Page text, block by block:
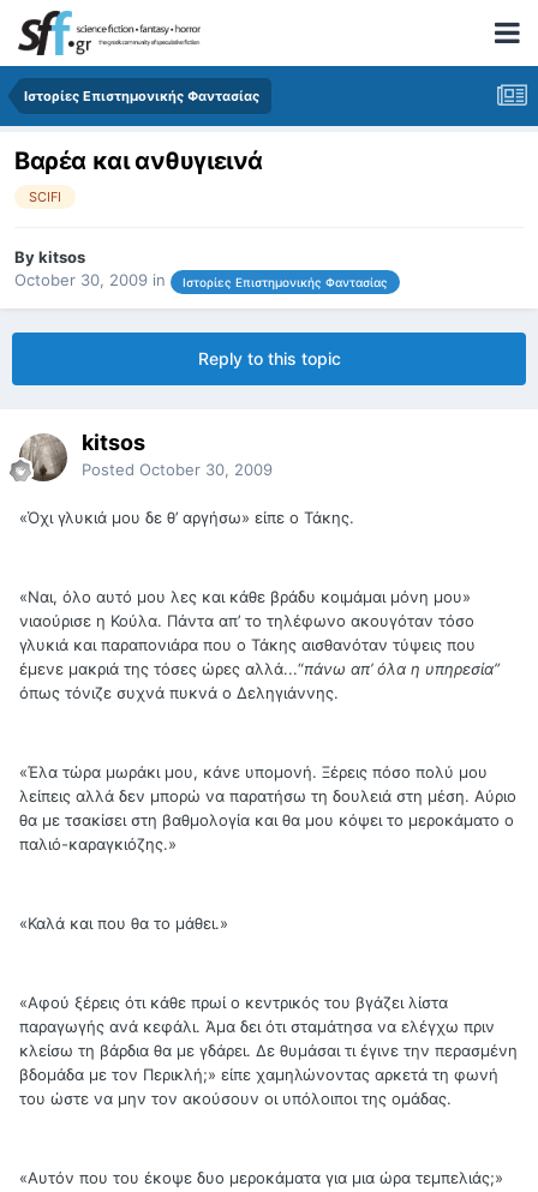
Ιστορίες Επιστημονικής Φαντασίας
Βαρέα και ανθυγιεινά
SCIFI
Bykitsos
October 30, 2009 in Ιστορίες Επιστημονικής Φαντασίας
Reply to this topic
kitsos
Posted October 30, 2009
«Όχι γλυκιά μου δε θ’ αργήσω» είπε ο Τάκης.
«Ναι, όλο αυτό μου λες και κάθε βράδυ κοιμάμαι μόνη μου»
νιαούρισε η Κούλα. Πάντα απ’ το τηλέφωνο ακουγόταν τόσο
γλυκιά και παραπονιάρα που ο Τάκης αισθανόταν τύψεις που
έμενε μακριά της τόσες ώρες αλλά...“πάνω απ’ όλα η υπηρεσία”
όπως τόνιζε συχνά πυκνά ο Δεληγιάννης.
«Έλα τώρα μωράκι μου, κάνε υπομονή. Ξέρεις πόσο πολύ μου
λείπεις αλλά δεν μπορώ να παρατήσω τη δουλειά στη μέση. Αύριο
θα με τσακίσει στη βαθμολογία και θα μου κόψει το μεροκάματο ο
παλιό-καραγκιόζης.»
«Καλά και που θα το μάθει.»
«Αφού ξέρεις ότι κάθε πρωί ο κεντρικός του βγάζει λίστα
παραγωγής ανά κεφάλι. Άμα δει ότι σταμάτησα να ελέγχω πριν
κλείσω τη βάρδια θα με γδάρει. Δε θυμάσαι τι έγινε την περασμένη
βδομάδα με τον Περικλή;» είπε χαμηλώνοντας αρκετά τη φωνή
του ώστε να μην τον ακούσουν οι υπόλοιποι της ομάδας.
«Αυτόν που του έκοψε δυο μεροκάματα για μια ώρα τεμπελιάς;»